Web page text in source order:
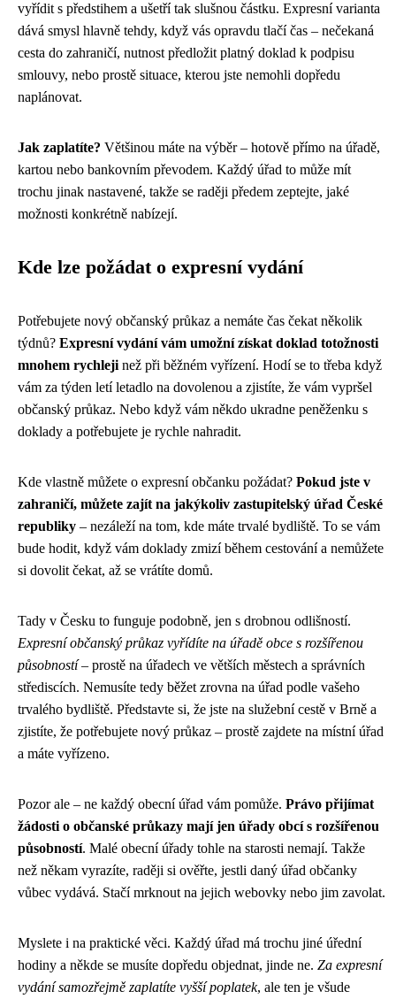
vyřídit s předstihem a ušetří tak slušnou částku. Expresní varianta
dává smysl hlavně tehdy, když vás opravdu tlačí čas – nečekaná
cesta do zahraničí, nutnost předložit platný doklad k podpisu
smlouvy, nebo prostě situace, kterou jste nemohli dopředu
naplánovat.
Jak zaplatíte? Většinou máte na výběr – hotově přímo na úřadě,
kartou nebo bankovním převodem. Každý úřad to může mít
trochu jinak nastavené, takže se raději předem zeptejte, jaké
možnosti konkrétně nabízejí.
Kde lze požádat o expresní vydání
Potřebujete nový občanský průkaz a nemáte čas čekat několik
týdnů? Expresní vydání vám umožní získat doklad totožnosti
mnohem rychleji než při běžném vyřízení. Hodí se to třeba když
vám za týden letí letadlo na dovolenou a zjistíte, že vám vypršel
občanský průkaz. Nebo když vám někdo ukradne peněženku s
doklady a potřebujete je rychle nahradit.
Kde vlastně můžete o expresní občanku požádat? Pokud jste v
zahraničí, můžete zajít na jakýkoliv zastupitelský úřad České
republiky – nezáleží na tom, kde máte trvalé bydliště. To se vám
bude hodit, když vám doklady zmizí během cestování a nemůžete
si dovolit čekat, až se vrátíte domů.
Tady v Česku to funguje podobně, jen s drobnou odlišností.
Expresní občanský průkaz vyřídíte na úřadě obce s rozšířenou
působností– prostě na úřadech ve větších městech a správních
střediscích. Nemusíte tedy běžet zrovna na úřad podle vašeho
trvalého bydliště. Představte si, že jste na služební cestě v Brně a
zjistíte, že potřebujete nový průkaz – prostě zajdete na místní úřad
a máte vyřízeno.
Pozor ale – ne každý obecní úřad vám pomůže. Právo přijímat
žádosti o občanské průkazy mají jen úřady obcí s rozšířenou
působností. Malé obecní úřady tohle na starosti nemají. Takže
než někam vyrazíte, raději si ověřte, jestli daný úřad občanky
vůbec vydává. Stačí mrknout na jejich webovky nebo jim zavolat.
Myslete i na praktické věci. Každý úřad má trochu jiné úřední
hodiny a někde se musíte dopředu objednat, jinde ne. Za expresní
vydání samozřejmě zaplatíte vyšší poplatek, ale ten je všude